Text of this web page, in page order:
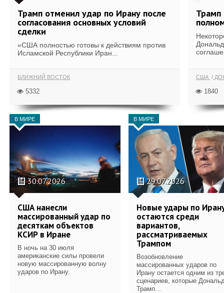
Трамп отменил удар по Ирану после
согласования основных условий
сделки
«США полностью готовы к действиям против
Исламской Республики Иран...
БЛИЖНИЙ ВОСТОК
5332
Трамп
США
1840
В МИРЕ
30.07.2026
США нанесли
массированный удар по
десяткам объектов
КСИР в Иране
В ночь на 30 июля
американские силы провели
новую массированную волну
ударов по Ирану.
В МИРЕ
29.07.2026
Новые удары по
остаются среди
вариантов,
рассматриваемых
Трампом
Возобновление
массированных ударов по
Ирану остается одним из
сценариев, которые
Трамп...